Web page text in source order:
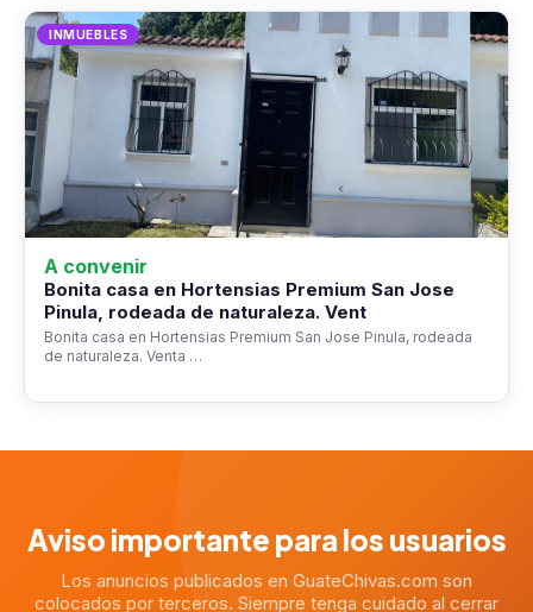
INMUEBLES
A convenir
Bonita casa en Hortensias Premium San Jose
Pinula, rodeada de naturaleza. Vent
Bonita casa en Hortensias Premium San Jose Pinula, rodeada
de naturaleza. Venta …
Aviso importante para los usuarios
Los anuncios publicados en GuateChivas.com son
colocados por terceros. Siempre tenga cuidado al cerrar